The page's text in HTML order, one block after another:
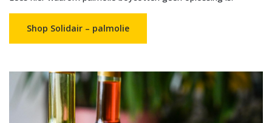
Shop Solidair – palmolie